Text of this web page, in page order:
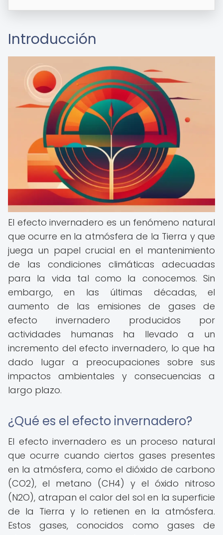
Introducción
El efecto invernadero es un fenómeno natural
que ocurre en la atmósfera de la Tierra y que
juega un papel crucial en el mantenimiento
de las condiciones climáticas adecuadas
para la vida tal como la conocemos. Sin
embargo, en las últimas décadas, el
aumento de las emisiones de gases de
efecto invernadero producidos por
actividades humanas ha llevado a un
incremento del efecto invernadero, lo que ha
dado lugar a preocupaciones sobre sus
impactos ambientales y consecuencias a
largo plazo.
¿Qué es el efecto invernadero?
El efecto invernadero es un proceso natural
que ocurre cuando ciertos gases presentes
en la atmósfera, como el dióxido de carbono
(CO2), el metano (CH4) y el óxido nitroso
(N2O), atrapan el calor del sol en la superficie
de la Tierra y lo retienen en la atmósfera.
Estos gases, conocidos como gases de